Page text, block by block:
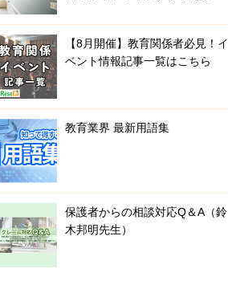
【8月開催】教育関係者必見！イ
ベント情報記事一覧はこちら
教育業界 最新用語集
保護者からの相談対応Q＆A（鈴
木邦明先生）